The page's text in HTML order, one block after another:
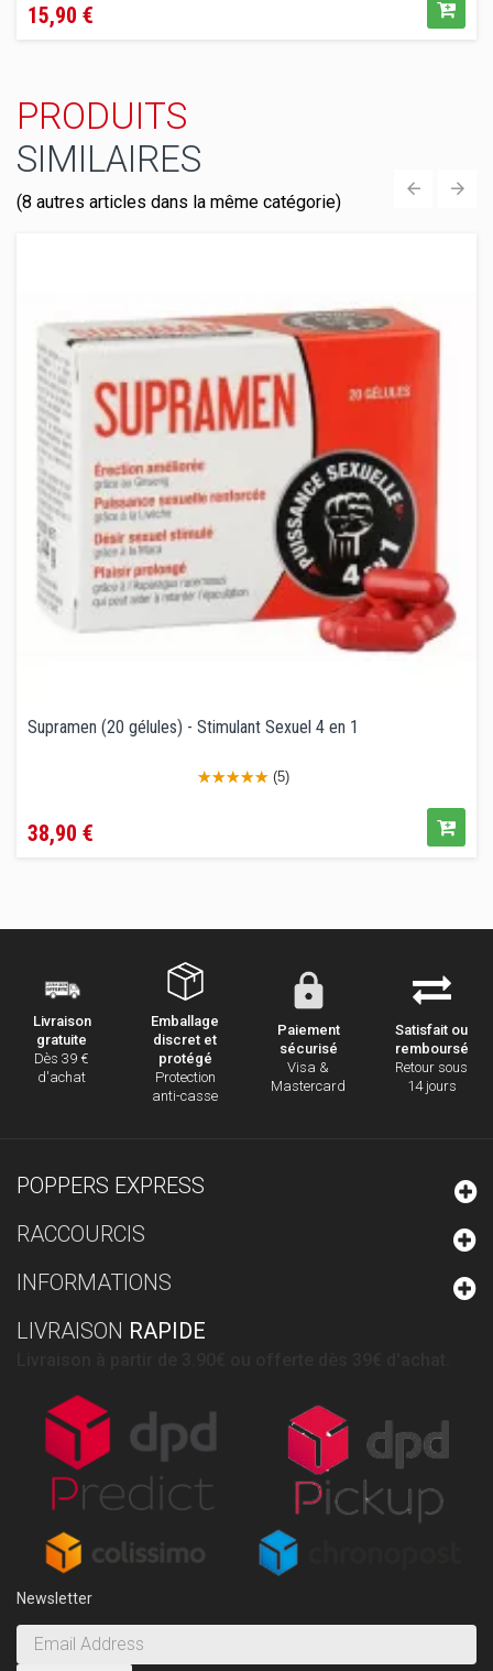
15,90 €
PRODUITS
SIMILAIRES
(8 autres articles dans la même catégorie)
Supramen (20 gélules) - Stimulant Sexuel 4 en 1
(5)
38,90 €
Livraison
gratuite
Dès 39 €
d'achat
Emballage
discret et
protégé
Protection
anti-casse
Paiement
sécurisé
Visa &
Mastercard
Satisfait ou
remboursé
Retour sous
14 jours
POPPERS EXPRESS
RACCOURCIS
INFORMATIONS
LIVRAISON RAPIDE
Newsletter